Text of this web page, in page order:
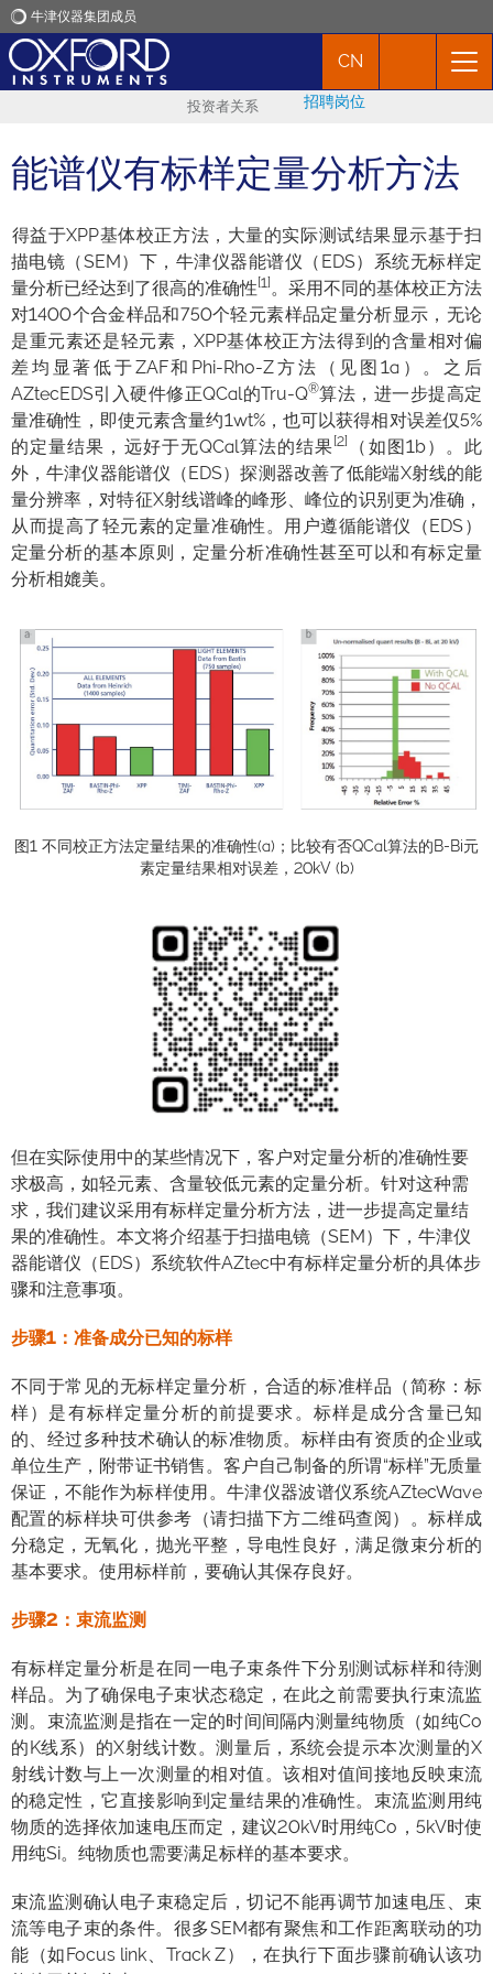
牛津仪器集团成员
产品
新闻
市场活动
联络我们
CN
投资者关系 招聘岗位
能谱仪有标样定量分析方法
​得益于XPP基体校正方法，大量的实际测试结果显示基于扫
描电镜（SEM）下，牛津仪器能谱仪（EDS）系统无标样定
量分析已经达到了很高的准确性 [1]。采用不同的基体校正方法
对1400个合金样品和750个轻元素样品定量分析显示，无论
是重元素还是轻元素，XPP基体校正方法得到的含量相对偏
差均显著低于ZAF和Phi-Rho-Z方法（见图1a）。之后
AZtecEDS引入硬件修正QCal的Tru-Q®算法，进一步提高定
量准确性，即使元素含量约1wt%，也可以获得相对误差仅5%
的定量结果，远好于无QCal算法的结果 [2]
（如图1b）。此
外，牛津仪器能谱仪（EDS）探测器改善了低能端X射线的能
量分辨率，对特征X射线谱峰的峰形、峰位的识别更为准确，
从而提高了轻元素的定量准确性。用户遵循能谱仪（EDS）
定量分析的基本原则，定量分析准确性甚至可以和有标定量
分析相媲美。
图1 不同校正方法定量结果的准确性(a)；比较有否QCal算法的B-Bi元
素定量结果相对误差，20kV (b)
但在实际使用中的某些情况下，客户对定量分析的准确性要
求极高，如轻元素、含量较低元素的定量分析。针对这种需
求，我们建议采用有标样定量分析方法，进一步提高定量结
果的准确性。本文将介绍基于扫描电镜（SEM）下，牛津仪
器能谱仪（EDS）系统软件AZtec中有标样定量分析的具体步
骤和注意事项。
步骤1：准备成分已知的标样
不同于常见的无标样定量分析，合适的标准样品（简称：标
样）是有标样定量分析的前提要求。标样是成分含量已知
的、经过多种技术确认的标准物质。标样由有资质的企业或
单位生产，附带证书销售。客户自己制备的所谓“标样”无质量
保证，不能作为标样使用。牛津仪器波谱仪系统AZtecWave
配置的标样块可供参考（请扫描下方二维码查阅）。标样成
分稳定，无氧化，抛光平整，导电性良好，满足微束分析的
基本要求。使用标样前，要确认其保存良好。
步骤2：束流监测
有标样定量分析是在同一电子束条件下分别测试标样和待测
样品。为了确保电子束状态稳定，在此之前需要执行束流监
测。束流监测是指在一定的时间间隔内测量纯物质（如纯Co
的K线系）的X射线计数。测量后，系统会提示本次测量的X
射线计数与上一次测量的相对值。该相对值间接地反映束流
的稳定性，它直接影响到定量结果的准确性。束流监测用纯
物质的选择依加速电压而定，建议20kV时用纯Co，5kV时使
用纯Si。纯物质也需要满足标样的基本要求。
束流监测确认电子束稳定后，切记不能再调节加速电压、束
流等电子束的条件。很多SEM都有聚焦和工作距离联动的功
能（如Focus link、Track Z），在执行下面步骤前确认该功